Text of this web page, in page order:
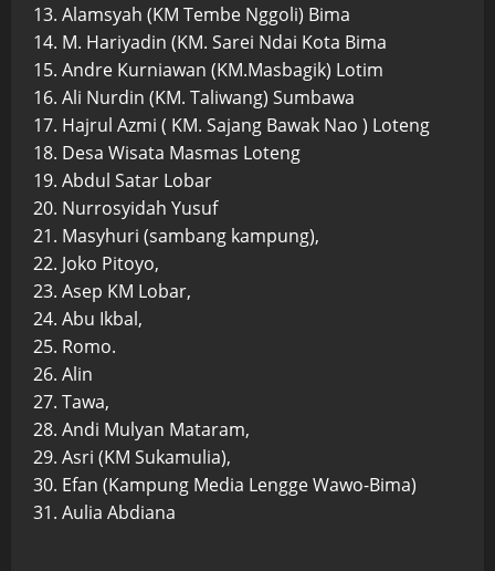
13. Alamsyah (KM Tembe Nggoli) Bima
14. M. Hariyadin (KM. Sarei Ndai Kota Bima
15. Andre Kurniawan (KM.Masbagik) Lotim
16. Ali Nurdin (KM. Taliwang) Sumbawa
17. Hajrul Azmi ( KM. Sajang Bawak Nao ) Loteng
18. Desa Wisata Masmas Loteng
19. Abdul Satar Lobar
20. Nurrosyidah Yusuf
21. Masyhuri (sambang kampung),
22. Joko Pitoyo,
23. Asep KM Lobar,
24. Abu Ikbal,
25. Romo.
26. Alin
27. Tawa,
28. Andi Mulyan Mataram,
29. Asri (KM Sukamulia),
30. Efan (Kampung Media Lengge Wawo-Bima)
31. Aulia Abdiana